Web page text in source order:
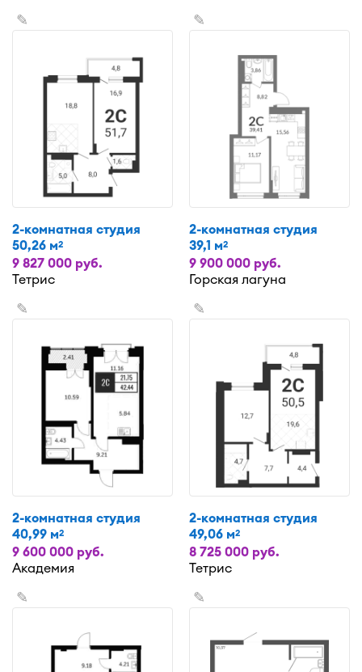
✎
2-комнатная студия
50,26 м2
9 827 000 руб.
Тетрис
✎
2-комнатная студия
39,1 м2
9 900 000 руб.
Горская лагуна
✎
2-комнатная студия
40,99 м2
9 600 000 руб.
Академия
✎
2-комнатная студия
49,06 м2
8 725 000 руб.
Тетрис
✎ ✎